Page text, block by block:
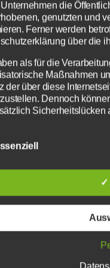
2025
DA
(Mit´m
Tickets
die
genutzten und
Ferner werden
über die
als für die
Maßnahmen
der über diese
Dennoch
Sicherheitslücken
telefonisch, an
Richtlinien- und
soll
und Geschäftspartner
möchten wir
✓